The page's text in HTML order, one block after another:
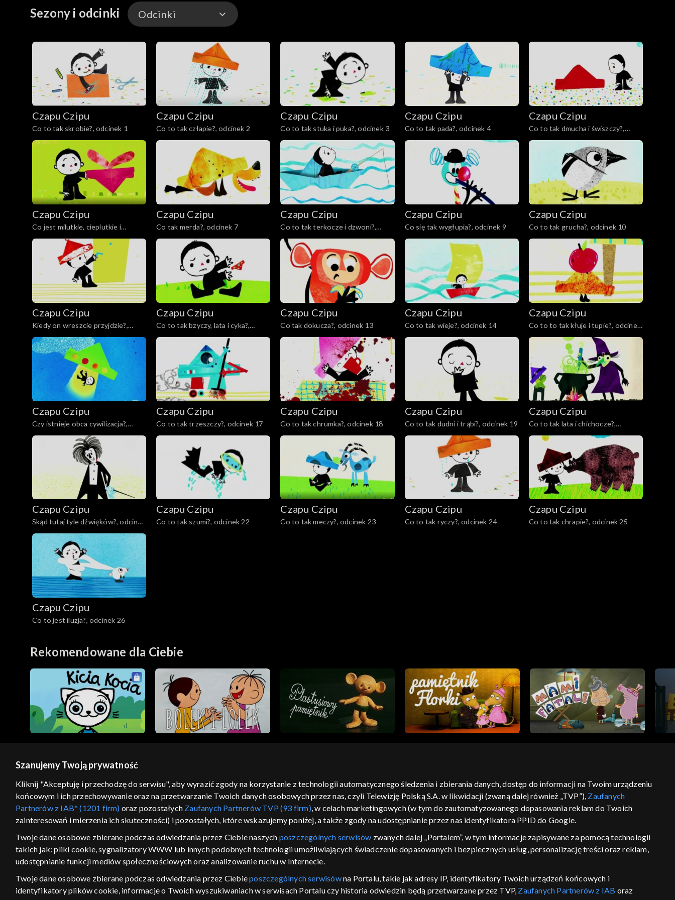
Sezony i odcinki Odcinki
Odcinki
Czapu Czipu
Co to tak skrobie?, odcinek 1
Czapu Czipu
Co to tak człapie?, odcinek 2
Czapu Czipu
Co to tak stuka i puka?, odcinek 3
Czapu Czipu
Co to tak pada?, odcinek 4
Czapu Czipu
Co to tak dmucha i świszczy?,
odcinek 5
Czapu Czipu
Co jest milutkie, cieplutkie i
niegrzeczne?, odcinek 6
Czapu Czipu
Co tak merda?, odcinek 7
Czapu Czipu
Co to tak terkocze i dzwoni?,
odcinek 8
Czapu Czipu
Co się tak wygłupia?, odcinek 9
Czapu Czipu
Co to tak grucha?, odcinek 10
Czapu Czipu
Kiedy on wreszcie przyjdzie?,
odcinek 11
Czapu Czipu
Co to tak bzyczy, lata i cyka?,
odcinek 12
Czapu Czipu
Co tak dokucza?, odcinek 13
Czapu Czipu
Co to tak wieje?, odcinek 14
Czapu Czipu
Co to to tak kłuje i tupie?, odcinek
15
Czapu Czipu
Czy istnieje obca cywilizacja?,
odcinek 16
Czapu Czipu
Co to tak trzeszczy?, odcinek 17
Czapu Czipu
Co to tak chrumka?, odcinek 18
Czapu Czipu
Co to tak dudni i trąbi?, odcinek 19
Czapu Czipu
Co to tak lata i chichocze?,
odcinek 20
Czapu Czipu
Skąd tutaj tyle dźwięków?, odcinek
21
Czapu Czipu
Co to tak szumi?, odcinek 22
Czapu Czipu
Co to tak meczy?, odcinek 23
Czapu Czipu
Co to tak ryczy?, odcinek 24
Czapu Czipu
Co to tak chrapie?, odcinek 25
Czapu Czipu
Co to jest iluzja?, odcinek 26
Rekomendowane dla Ciebie
GEOLOKALIZACJA
ŁĄCZYSZ SIĘ SPOZA POLSKI
Kraj, z którego się łączysz, to Stany Zjednoczone ,
w związku z czym część tytułów na platformie TVP
materiały możesz obejrzeć.
regulamin serwisu cennik polityka prywatności moje zgody pomoc kontakt voucher dostępność informacje o dostawcy usług
Szanujemy Twoją prywatność
Kliknij "Akceptuję i przechodzę do serwisu", aby wyrazić zgody na korzystanie z technologii automatycznego śledzenia i zbierania danych, dostęp do informacji na Twoim urządzeniu
końcowym i ich przechowywanie oraz na przetwarzanie Twoich danych osobowych przez nas, czyli Telewizję Polską S.A. w likwidacji (zwaną dalej również „TVP”), Zaufanych
Partnerów z IAB* (1201 firm) oraz pozostałych Zaufanych Partnerów TVP (93 firm), w celach marketingowych (w tym do zautomatyzowanego dopasowania reklam do Twoich
zainteresowań i mierzenia ich skuteczności) i pozostałych, które wskazujemy poniżej, a także zgody na udostępnianie przez nas identyfikatora PPID do Google.
Twoje dane osobowe zbierane podczas odwiedzania przez Ciebie naszych poszczególnych serwisów zwanych dalej „Portalem”, w tym informacje zapisywane za pomocą technologii
takich jak: pliki cookie, sygnalizatory WWW lub innych podobnych technologii umożliwiających świadczenie dopasowanych i bezpiecznych usług, personalizację treści oraz reklam,
udostępnianie funkcji mediów społecznościowych oraz analizowanie ruchu w Internecie.
Twoje dane osobowe zbierane podczas odwiedzania przez Ciebieposzczególnych serwisówna Portalu, takie jak adresy IP, identyfikatory Twoich urządzeń końcowych i
identyfikatory plików cookie, informacje o Twoich wyszukiwaniach w serwisach Portalu czy historia odwiedzin będą przetwarzane przez TVP, Zaufanych Partnerów z IAB oraz